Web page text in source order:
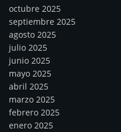
octubre 2025
septiembre 2025
agosto 2025
julio 2025
junio 2025
mayo 2025
abril 2025
marzo 2025
febrero 2025
enero 2025